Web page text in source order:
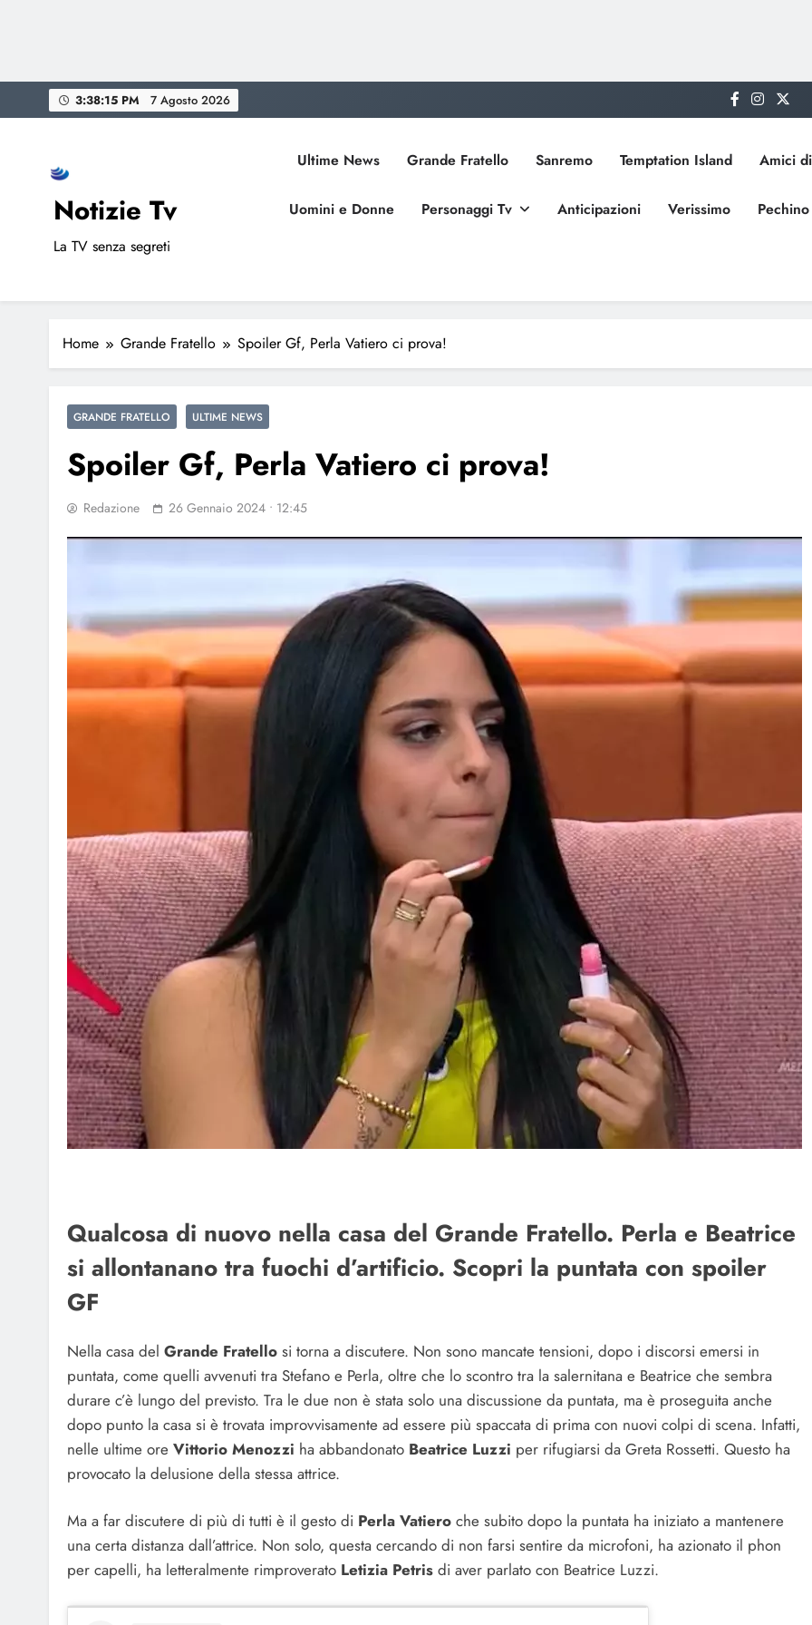
to
3:38:16 PM 7 Agosto 2026
Notizie Tv
La TV senza segreti
Ultime News Grande Fratello Sanremo Temptation Island Amici
Uomini e Donne Personaggi Tv Anticipazioni Verissimo
Home Grande Fratello Spoiler Gf, Perla Vatiero ci prova!
GRANDE FRATELLO ULTIME NEWS
Spoiler Gf, Perla Vatiero ci prova!
Redazione 26 Gennaio 2024 • 12:45
Qualcosa di nuovo nella casa del Grande Fratello. Perla e Beatrice
si allontanano tra fuochi d’artificio. Scopri la puntata con spoiler
GF
Nella casa del Grande Fratello si torna a discutere. Non sono mancate tensioni, dopo i discorsi emersi in
puntata, come quelli avvenuti tra Stefano e Perla, oltre che lo scontro tra la salernitana e Beatrice che sembra
durare c’è lungo del previsto. Tra le due non è stata solo una discussione da puntata, ma è proseguita anche
dopo punto la casa si è trovata improvvisamente ad essere più spaccata di prima con nuovi colpi di scena. Infatti,
nelle ultime ore Vittorio Menozzi ha abbandonato Beatrice Luzzi per rifugiarsi da Greta Rossetti. Questo ha
provocato la delusione della stessa attrice.
Ma a far discutere di più di tutti è il gesto di Perla Vatiero che subito dopo la puntata ha iniziato a mantenere
una certa distanza dall’attrice. Non solo, questa cercando di non farsi sentire da microfoni, ha azionato il phon
per capelli, ha letteralmente rimproverato Letizia Petris di aver parlato con Beatrice Luzzi.